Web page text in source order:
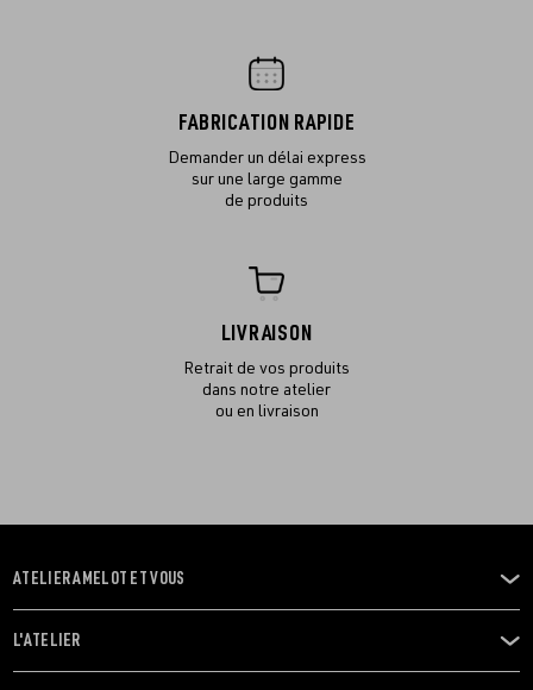
FABRICATION RAPIDE
Demander un délai express
sur une large gamme
de produits
LIVRAISON
Retrait de vos produits
dans notre atelier
ou en livraison
OUVRIR
LE
MENU
ATELIER AMELOT ET VOUS
OUVRIR
LE
L'ATELIER